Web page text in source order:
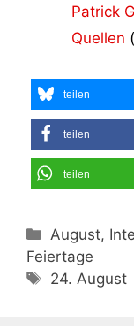
Patrick
Quellen
teilen
teilen
teilen
Kategorien
August,
Feiertage
24. August